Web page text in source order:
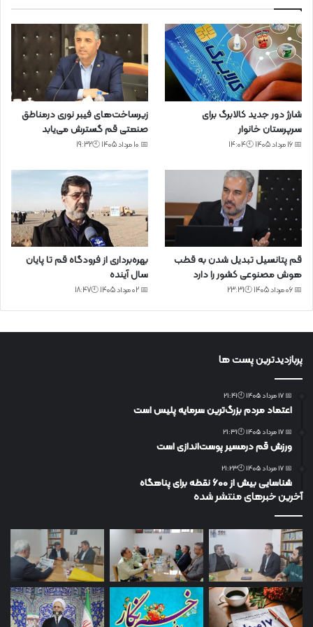
شارژ دور جدید کالابرگ برای
سرپرستان خانوار
📅 16 مرداد 1405 🕙14:04
زیرساخت‌های فیبر نوری درمناطق
صنعتی قم گسترش می‌یابد
📅 10 مرداد 1405 🕙19:32
قم پتانسیل تبدیل شدن به قطب
هوش مصنوعی کشور را دارد
📅 06 مرداد 1405 🕙23:31
بهره‌برداری از فرودگاه قم تا پایان
سال آینده
📅 02 مرداد 1405 🕙18:47
پربازدیدترین پست ها
📅 17 مرداد 1405 🕙21:41
اعتماد مردم بزرگ‌ترین سرمایه پلیس است
📅 17 مرداد 1405 🕙21:31
ورزش قم درمسیر پوست‌اندازی است
📅 17 مرداد 1405 🕙21:23
شناسایی بیش از ۶۰۰ نقطه برای پناهگاه
آخرین خبرهای منتشر شده